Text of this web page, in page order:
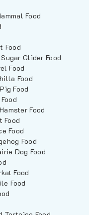
Food
Food
Glider Food
Food
Food
Food
Food
Food
Food
Food
Dog Food
Food
Food